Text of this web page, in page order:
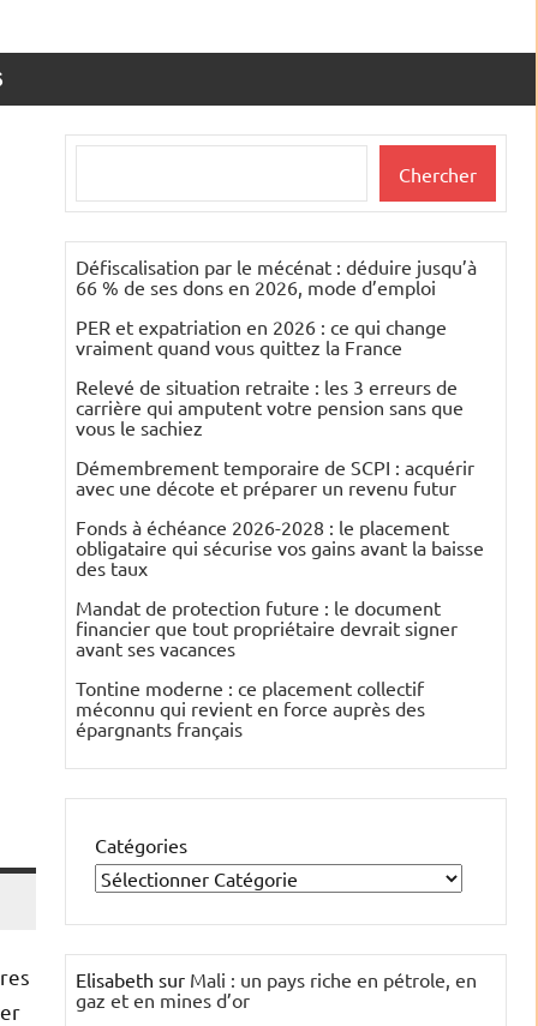
Chercher
Défiscalisation par le mécénat : déduire jusqu’à
66 % de ses dons en 2026, mode d’emploi
PER et expatriation en 2026 : ce qui change
vraiment quand vous quittez la France
Relevé de situation retraite : les 3 erreurs de
carrière qui amputent votre pension sans que
vous le sachiez
Démembrement temporaire de SCPI : acquérir
avec une décote et préparer un revenu futur
Fonds à échéance 2026-2028 : le placement
obligataire qui sécurise vos gains avant la baisse
des taux
Mandat de protection future : le document
financier que tout propriétaire devrait signer
avant ses vacances
Tontine moderne : ce placement collectif
méconnu qui revient en force auprès des
épargnants français
Catégories
Elisabeth sur Mali : un pays riche en pétrole, en
gaz et en mines d’or